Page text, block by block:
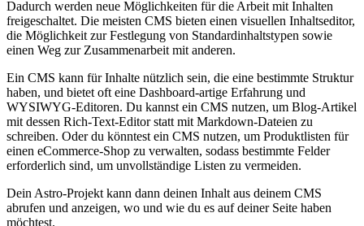
Dadurch werden neue Möglichkeiten für die Arbeit mit Inhalten
freigeschaltet. Die meisten CMS bieten einen visuellen Inhaltseditor,
die Möglichkeit zur Festlegung von Standard­inhaltstypen sowie
einen Weg zur Zusammenarbeit mit anderen.
Ein CMS kann für Inhalte nützlich sein, die eine bestimmte Struktur
haben, und bietet oft eine Dashboard-artige Erfahrung und
WYSIWYG-Editoren. Du kannst ein CMS nutzen, um Blog-Artikel
mit dessen Rich-Text-Editor statt mit Markdown-Dateien zu
schreiben. Oder du könntest ein CMS nutzen, um Produktlisten für
einen eCommerce-Shop zu verwalten, sodass bestimmte Felder
erforderlich sind, um unvollständige Listen zu vermeiden.
Dein Astro-Projekt kann dann deinen Inhalt aus deinem CMS
abrufen und anzeigen, wo und wie du es auf deiner Seite haben
möchtest.